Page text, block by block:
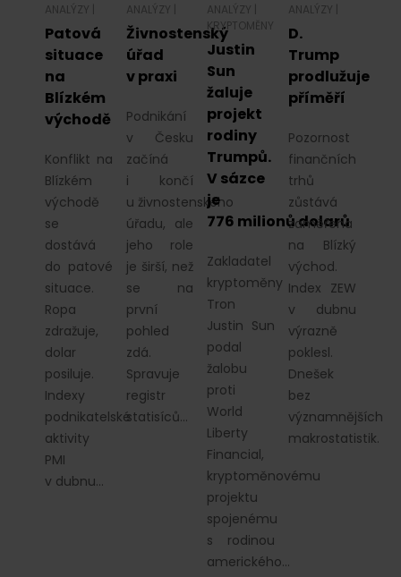
ANALÝZY
Patová
situace
na
Blízkém
východě
Konflikt na
Blízkém
východě
se
dostává
do patové
situace.
Ropa
zdražuje,
dolar
posiluje.
Indexy
podnikatelské
aktivity
PMI
v dubnu…
ANALÝZY
Živnostenský
úřad
v praxi
Podnikání
v Česku
začíná
i končí
u živnostenského
úřadu, ale
jeho role
je širší, než
se na
první
pohled
zdá.
Spravuje
registr
statisíců…
ANALÝZY
KRYPTOMĚNY
Justin
Sun
žaluje
projekt
rodiny
Trumpů.
V sázce
je
776 milionů dolarů
Zakladatel
kryptoměny
Tron
Justin Sun
podal
žalobu
proti
World
Liberty
Financial,
kryptoměnovému
projektu
spojenému
s rodinou
amerického…
ANALÝZY
D.
Trump
prodlužuje
příměří
Pozornost
finančních
trhů
zůstává
zaměřena
na Blízký
východ.
Index ZEW
v dubnu
výrazně
poklesl.
Dnešek
bez
významnějších
makrostatistik.